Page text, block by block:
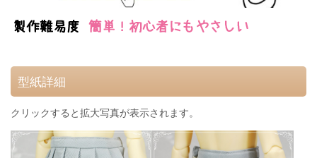
型紙詳細
クリックすると拡大写真が表示されます。